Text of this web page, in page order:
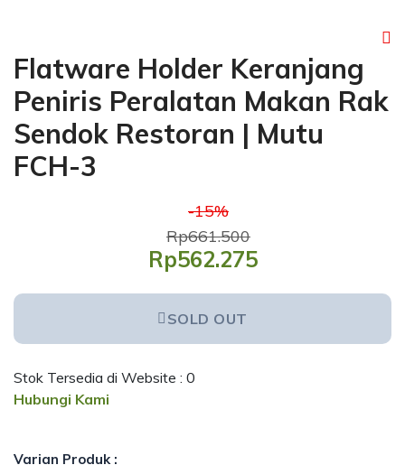
Flatware Holder Keranjang
Peniris Peralatan Makan Rak
Sendok Restoran | Mutu
FCH-3
-15%
Rp661.500
Rp562.275
SOLD OUT
Stok Tersedia di Website : 0
Hubungi Kami
Varian Produk :